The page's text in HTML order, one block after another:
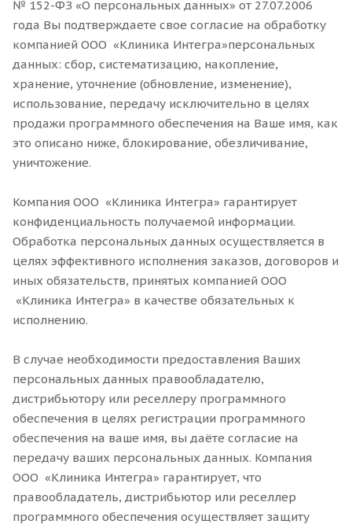
№ 152-ФЗ «О персональных данных» от 27.07.2006
года Вы подтверждаете свое согласие на обработку
компанией ООО «Клиника Интегра»персональных
данных: сбор, систематизацию, накопление,
хранение, уточнение (обновление, изменение),
использование, передачу исключительно в целях
продажи программного обеспечения на Ваше имя, как
это описано ниже, блокирование, обезличивание,
уничтожение.
Компания ООО «Клиника Интегра» гарантирует
конфиденциальность получаемой информации.
Обработка персональных данных осуществляется в
целях эффективного исполнения заказов, договоров и
иных обязательств, принятых компанией ООО
«Клиника Интегра» в качестве обязательных к
исполнению.
В случае необходимости предоставления Ваших
персональных данных правообладателю,
дистрибьютору или реселлеру программного
обеспечения в целях регистрации программного
обеспечения на ваше имя, вы даёте согласие на
передачу ваших персональных данных. Компания
ООО «Клиника Интегра» гарантирует, что
правообладатель, дистрибьютор или реселлер
программного обеспечения осуществляет защиту